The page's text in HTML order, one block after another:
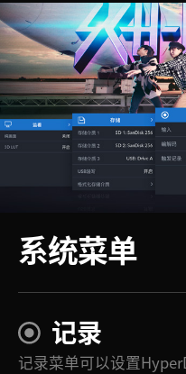
系统菜单
记录
记录菜单可以设置